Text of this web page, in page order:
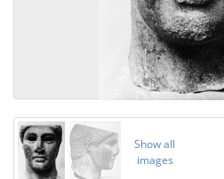
Show all
images